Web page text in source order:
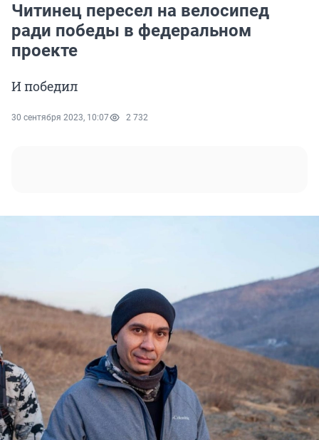
Читинец пересел на велосипед
ради победы в федеральном
проекте
И победил
30 сентября 2023, 10:07 2 732